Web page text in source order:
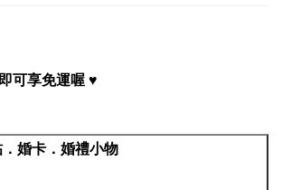
可享免運喔♥
婚卡．婚禮小物